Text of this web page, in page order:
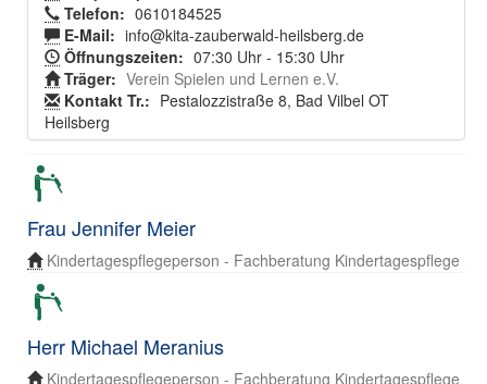
Telefon: 0610184525
E-Mail: info@kita-zauberwald-heilsberg.de
Öffnungszeiten: 07:30 Uhr - 15:30 Uhr
Träger: Verein Spielen und Lernen e.V.
Kontakt Tr.: Pestalozzistraße 8, Bad Vilbel OT
Heilsberg
Frau Jennifer Meier
Kindertagespflegeperson - Fachberatung Kindertagespflege
Herr Michael Meranius
Kindertagespflegeperson - Fachberatung Kindertagespflege